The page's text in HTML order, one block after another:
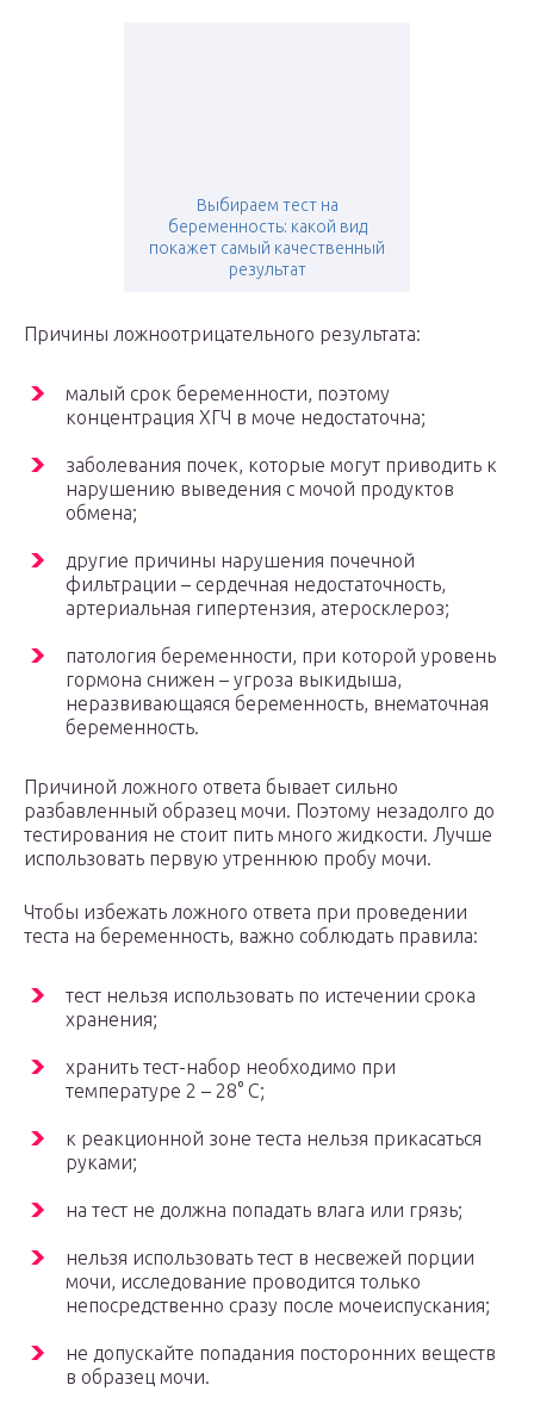
Выбираем тест на
беременность: какой вид
покажет самый качественный
результат
Причины ложноотрицательного результата:
малый срок беременности, поэтому
концентрация ХГЧ в моче недостаточна;
заболевания почек, которые могут приводить к
нарушению выведения с мочой продуктов
обмена;
другие причины нарушения почечной
фильтрации – сердечная недостаточность,
артериальная гипертензия, атеросклероз;
патология беременности, при которой уровень
гормона снижен – угроза выкидыша,
неразвивающаяся беременность, внематочная
беременность.
Причиной ложного ответа бывает сильно
разбавленный образец мочи. Поэтому незадолго до
тестирования не стоит пить много жидкости. Лучше
использовать первую утреннюю пробу мочи.
Чтобы избежать ложного ответа при проведении
теста на беременность, важно соблюдать правила:
тест нельзя использовать по истечении срока
хранения;
хранить тест-набор необходимо при
температуре 2 – 28° С;
к реакционной зоне теста нельзя прикасаться
руками;
на тест не должна попадать влага или грязь;
нельзя использовать тест в несвежей порции
мочи, исследование проводится только
непосредственно сразу после мочеиспускания;
не допускайте попадания посторонних веществ
в образец мочи.